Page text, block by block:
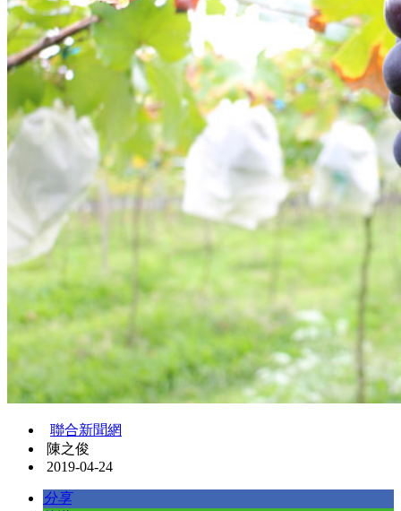
聯合新聞網
陳之俊
2019-04-24
分享